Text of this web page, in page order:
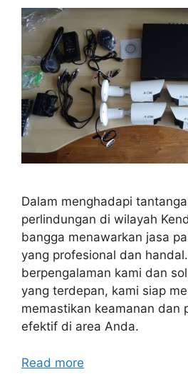
Dalam menghadapi
perlindungan di wilayah
bangga menawarkan jasa
yang profesional dan
berpengalaman kami dan
yang terdepan, kami siap
memastikan keamanan dan
efektif di area Anda.
Read more